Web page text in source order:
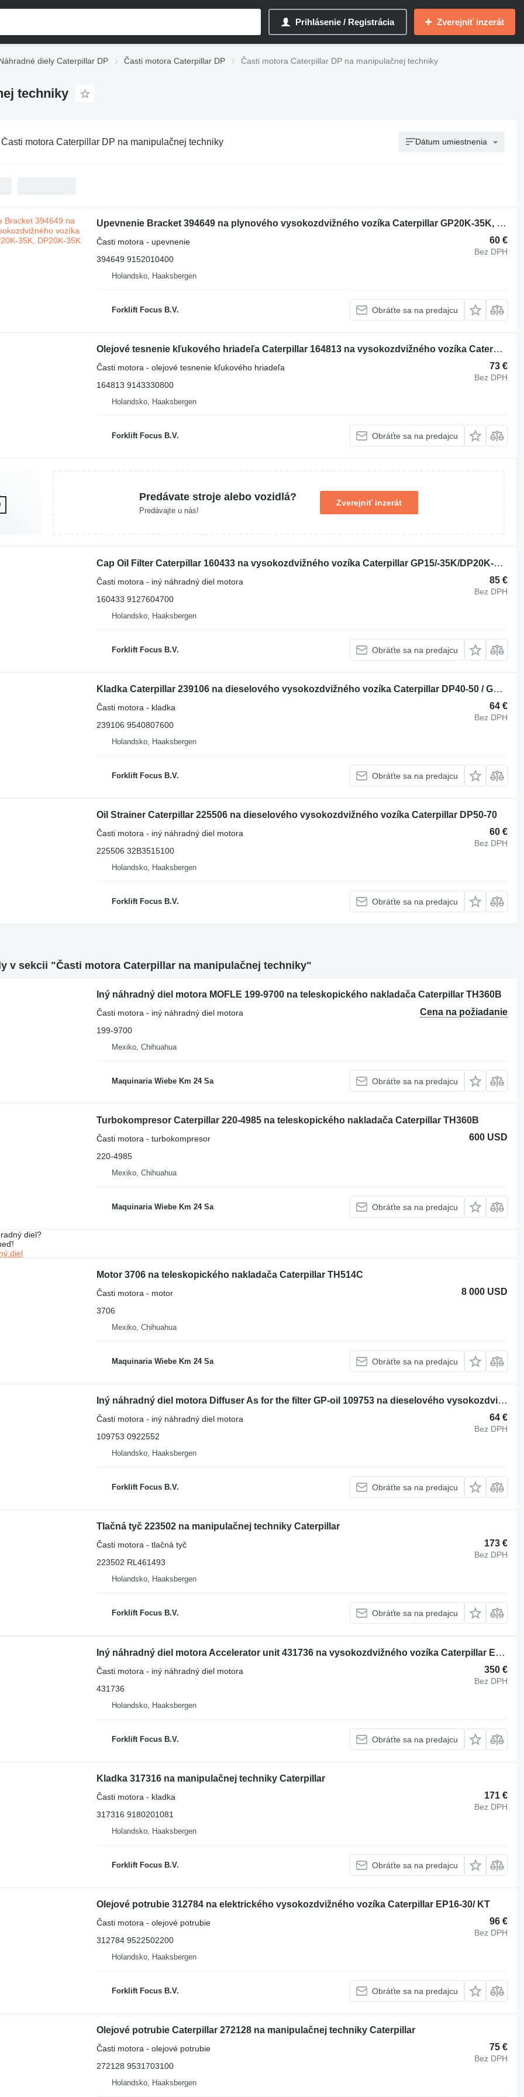
Prihlásenie / Registrácia Zverejniť inzerát
diely Caterpillar DP Časti motora Caterpillar DP Časti motora Caterpillar DP na manipulačnej techniky
techniky
Časti motora Caterpillar DP na manipulačnej techniky Dátum umiestnenia
Upevnenie Bracket 394649 na plynového vysokozdvižného vozíka Caterpillar GP20K-35K, DP20K-35K
60 €
Bez DPH
Časti motora - upevnenie
394649 9152010400
Holandsko, Haaksbergen
Forklift Focus B.V. Obráťte sa na predajcu
Olejové tesnenie kľukového hriadeľa Caterpillar 164813 na vysokozdvižného vozíka Caterpillar EP16-30/ EP30K-30K, GP20K-35K/DP30K, DP30-35
73 €
Bez DPH
Časti motora - olejové tesnenie kľukového hriadeľa
164813 9143330800
Holandsko, Haaksbergen
Forklift Focus B.V. Obráťte sa na predajcu
Predávate stroje alebo vozidlá?
Predávajte u nás!
Zverejniť inzerát
Cap Oil Filter Caterpillar 160433 na vysokozdvižného vozíka Caterpillar GP15/-35K/DP20K-50K
85 €
Bez DPH
Časti motora - iný náhradný diel motora
160433 9127604700
Holandsko, Haaksbergen
Forklift Focus B.V. Obráťte sa na predajcu
Kladka Caterpillar 239106 na dieselového vysokozdvižného vozíka Caterpillar DP40-50 / GP40-50
64 €
Bez DPH
Časti motora - kladka
239106 9540807600
Holandsko, Haaksbergen
Forklift Focus B.V. Obráťte sa na predajcu
Oil Strainer Caterpillar 225506 na dieselového vysokozdvižného vozíka Caterpillar DP50-70
60 €
Bez DPH
Časti motora - iný náhradný diel motora
225506 32B3515100
Holandsko, Haaksbergen
Forklift Focus B.V. Obráťte sa na predajcu
v sekcii "Časti motora Caterpillar na manipulačnej techniky"
Iný náhradný diel motora MOFLE 199-9700 na teleskopického nakladača Caterpillar TH360B
Cena na požiadanie
Časti motora - iný náhradný diel motora
199-9700
Mexiko, Chihuahua
Maquinaria Wiebe Km 24 Sa Obráťte sa na predajcu
Turbokompresor Caterpillar 220-4985 na teleskopického nakladača Caterpillar TH360B
600 USD
Časti motora - turbokompresor
220-4985
Mexiko, Chihuahua
Maquinaria Wiebe Km 24 Sa Obráťte sa na predajcu
diel?
diel
Motor 3706 na teleskopického nakladača Caterpillar TH514C
8 000 USD
Časti motora - motor
3706
Mexiko, Chihuahua
Maquinaria Wiebe Km 24 Sa Obráťte sa na predajcu
Iný náhradný diel motora Diffuser As for the filter GP-oil 109753 na dieselového vysokozdvižného vozíka Caterpillar V70F-100F, VC110F
64 €
Bez DPH
Časti motora - iný náhradný diel motora
109753 0922552
Holandsko, Haaksbergen
Forklift Focus B.V. Obráťte sa na predajcu
Tlačná tyč 223502 na manipulačnej techniky Caterpillar
173 €
Bez DPH
Časti motora - tlačná tyč
223502 RL461493
Holandsko, Haaksbergen
Forklift Focus B.V. Obráťte sa na predajcu
Iný náhradný diel motora Accelerator unit 431736 na vysokozdvižného vozíka Caterpillar EP18PN
350 €
Bez DPH
Časti motora - iný náhradný diel motora
431736
Holandsko, Haaksbergen
Forklift Focus B.V. Obráťte sa na predajcu
Kladka 317316 na manipulačnej techniky Caterpillar
171 €
Bez DPH
Časti motora - kladka
317316 9180201081
Holandsko, Haaksbergen
Forklift Focus B.V. Obráťte sa na predajcu
Olejové potrubie 312784 na elektrického vysokozdvižného vozíka Caterpillar EP16-30/ KT
96 €
Bez DPH
Časti motora - olejové potrubie
312784 9522502200
Holandsko, Haaksbergen
Forklift Focus B.V. Obráťte sa na predajcu
Olejové potrubie Caterpillar 272128 na manipulačnej techniky Caterpillar
75 €
Bez DPH
Časti motora - olejové potrubie
272128 9531703100
Holandsko, Haaksbergen